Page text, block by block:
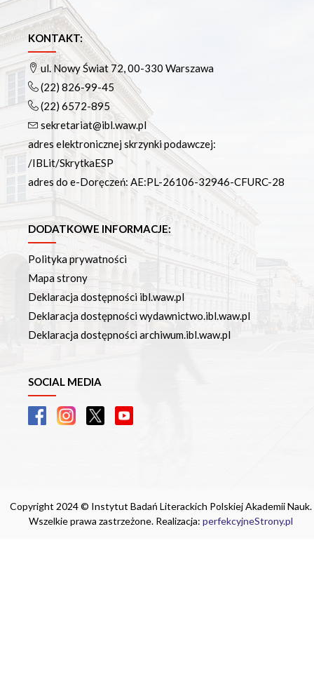
KONTAKT:
ul. Nowy Świat 72, 00-330 Warszawa
(22) 826-99-45
(22) 6572-895
sekretariat@ibl.waw.pl
adres elektronicznej skrzynki podawczej:
/IBLit/SkrytkaESP
adres do e-Doręczeń: AE:PL-26106-32946-CFURC-28
DODATKOWE INFORMACJE:
Polityka prywatności
Mapa strony
Deklaracja dostępności ibl.waw.pl
Deklaracja dostępności wydawnictwo.ibl.waw.pl
Deklaracja dostępności archiwum.ibl.waw.pl
SOCIAL MEDIA
Copyright 2024 © Instytut Badań Literackich Polskiej Akademii Nauk.
Wszelkie prawa zastrzeżone. Realizacja: perfekcyjneStrony.pl